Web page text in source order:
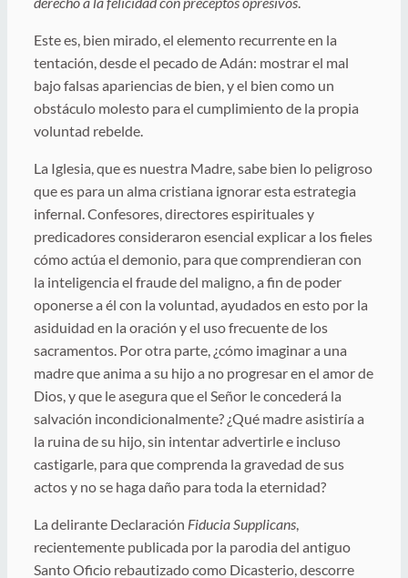
Este es, bien mirado, el elemento recurrente en la
tentación, desde el pecado de Adán: mostrar el mal
bajo falsas apariencias de bien, y el bien como un
obstáculo molesto para el cumplimiento de la propia
voluntad rebelde.
La Iglesia, que es nuestra Madre, sabe bien lo peligroso
que es para un alma cristiana ignorar esta estrategia
infernal. Confesores, directores espirituales y
predicadores consideraron esencial explicar a los fieles
cómo actúa el demonio, para que comprendieran con
la inteligencia el fraude del maligno, a fin de poder
oponerse a él con la voluntad, ayudados en esto por la
asiduidad en la oración y el uso frecuente de los
sacramentos. Por otra parte, ¿cómo imaginar a una
madre que anima a su hijo a no progresar en el amor de
Dios, y que le asegura que el Señor le concederá la
salvación incondicionalmente? ¿Qué madre asistiría a
la ruina de su hijo, sin intentar advertirle e incluso
castigarle, para que comprenda la gravedad de sus
actos y no se haga daño para toda la eternidad?
La delirante Declaración Fiducia Supplicans,
recientemente publicada por la parodia del antiguo
Santo Oficio rebautizado como Dicasterio, descorre